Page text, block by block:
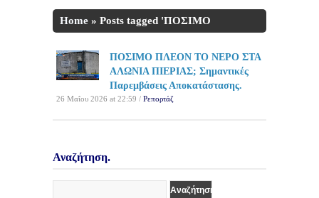
Home » Posts tagged 'ΠΟΣΙΜΟ
ΠΟΣΙΜΟ ΠΛΕΟΝ ΤΟ ΝΕΡΟ ΣΤΑ
ΑΛΩΝΙΑ ΠΙΕΡΙΑΣ; Σημαντικές
Παρεμβάσεις Αποκατάστασης.
26 Μαΐου 2026 at 22:59 / Ρεπορτάζ
Αναζήτηση.